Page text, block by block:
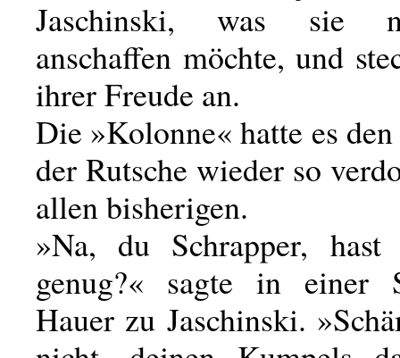
Jaschinski, was sie
anschaffen möchte, und
ihrer Freude an.
Die »Kolonne« hatte es
der Rutsche wieder so
allen bisherigen.
»Na, du Schrapper,
genug?« sagte in einer
Hauer zu Jaschinski.